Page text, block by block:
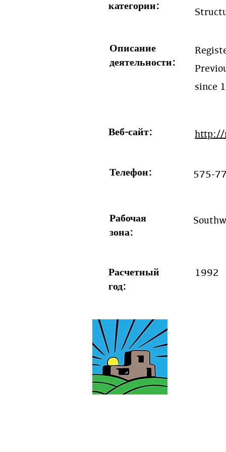
категории:
Описание
деятельности:
since
Веб-сайт: http://
Телефон: 575-
Рабочая
зона:
Расчетный
год:
1992